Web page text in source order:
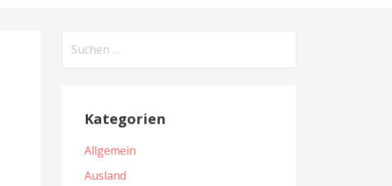
Kategorien
Allgemein
Ausland